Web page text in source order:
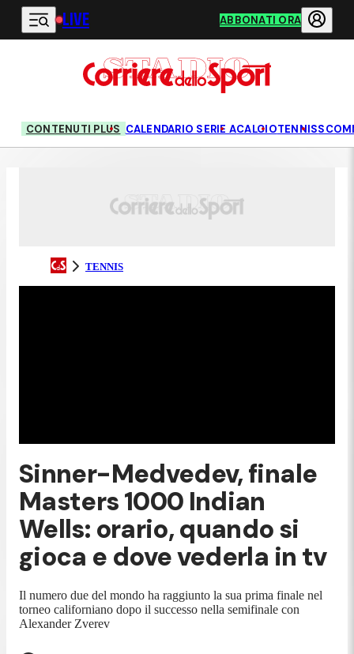
Vai al contenuto principale
LIVE ABBONATI ORA
CONTENUTI PLUS CALENDARIO SERIE ACALCIOTENNIS
TENNIS
Sinner-Medvedev, finale
Masters 1000 Indian
Wells: orario, quando si
gioca e dove vederla in tv
Il numero due del mondo ha raggiunto la sua prima finale nel
torneo californiano dopo il successo nella semifinale con
Alexander Zverev